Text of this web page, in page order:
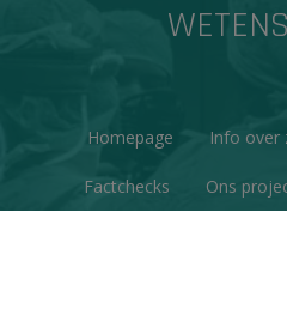
Homepage Info over
Factchecks Ons